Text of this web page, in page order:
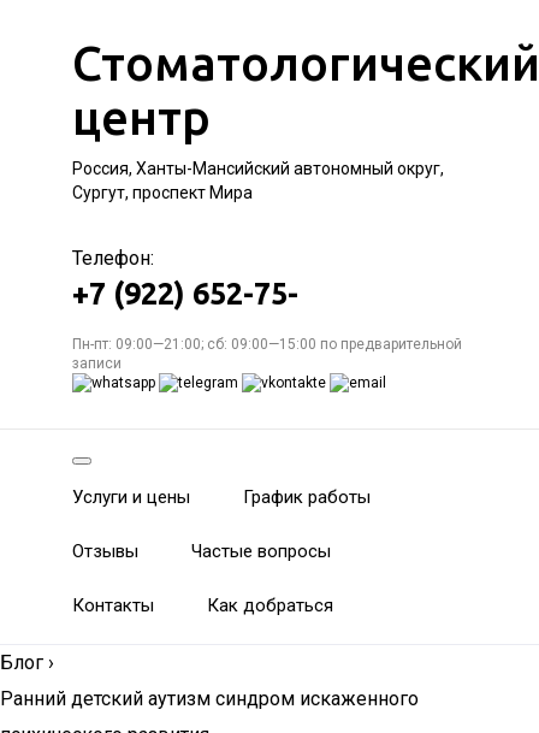
Стоматологический
центр
Россия, Ханты-Мансийский автономный округ,
Сургут, проспект Мира
Телефон:
+7 (922) 652-75-
Пн-пт: 09:00—21:00; сб: 09:00—15:00 по предварительной
записи
Услуги и цены График работы
Отзывы Частые вопросы
Контакты Как добраться
Блог ›
Ранний детский аутизм синдром искаженного